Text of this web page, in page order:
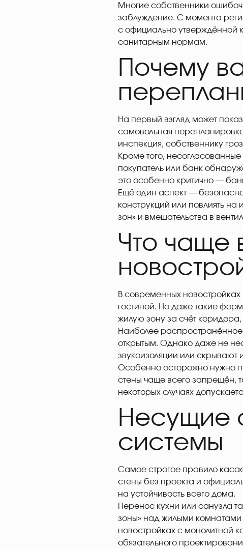
Многие собственники
заблуждение. С момента
с официально утверждённой
санитарным нормам.
Почему
На первый взгляд может
самовольная
инспекция, собственнику
Кроме того,
покупатель или банк
это особенно критично —
Ещё один аспект —
конструкций или повлиять
зон» и вмешательства в
Что чаще
В современных
гостиной. Но даже такие
жилую зону за счёт
Наиболее
открытым. Однако даже не
звукоизоляции или
Особенно осторожно нужно
стены чаще всего запрещён,
некоторых случаях
Несущие
системы
Самое строгое правило
стены без проекта и
на устойчивость всего дома.
Перенос кухни или санузла
зоны» над жилыми комнатами
новостройках с монолитной
обязательного